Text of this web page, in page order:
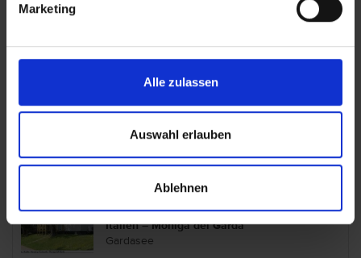
Marketing
Alle zulassen
Auswahl erlauben
Ablehnen
Camping Bella Italia
Gardasee
Camping Fontanelle
Italien – Moniga del Garda
Gardasee